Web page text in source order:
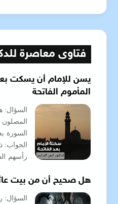
فتاوى معاصرة
يسن للإمام أن يسكت بعد
المأموم الفاتحة
السؤال:
المصلون
السورة
الجواب:
رأسهم
هل صحيح أن من بيت
السؤال: